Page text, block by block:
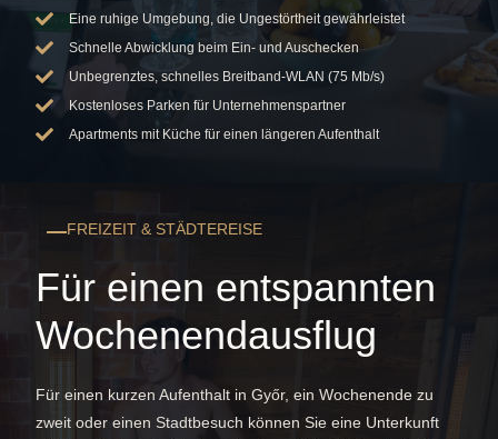
Eine ruhige Umgebung, die Ungestörtheit gewährleistet
Schnelle Abwicklung beim Ein- und Auschecken
Unbegrenztes, schnelles Breitband-WLAN (75 Mb/s)
Kostenloses Parken für Unternehmenspartner
Apartments mit Küche für einen längeren Aufenthalt
FREIZEIT & STÄDTEREISE
Für einen entspannten
Wochenendausflug
Für einen kurzen Aufenthalt in Győr, ein Wochenende zu
zweit oder einen Stadtbesuch können Sie eine Unterkunft